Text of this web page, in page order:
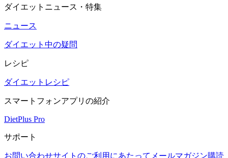
ダイエットニュース・特集
ニュース
ダイエット中の疑問
レシピ
ダイエットレシピ
スマートフォンアプリの紹介
DietPlus Pro
サポート
お問い合わせサイトのご利用にあたって メールマガジン購読